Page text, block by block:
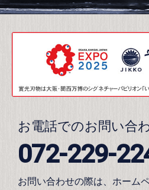
お電話でのお問い合
072-229-
お問い合わせの際は、ホーム